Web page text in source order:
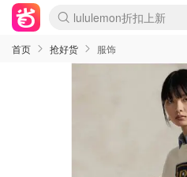
lululemon折扣上新
SSENSE年中2.5折
FreshBeauty好价汇总
Cettire降价+叠9折
WWS Coles超市实拍
viagogo二手票捡漏
Myer超级周末
The Outnet奢牌1折起
David Jones 3折起
Flannels大牌1折
Perfumes Club护肤1折
AMIRO面罩$251
Amazon折扣汇总
eToro入金$200送$50
Amazon数码好物
ICONIC本周7.5折
ThedoubleF高奢地板价
Moose Knuckles 6折
丝芙兰5折起
EUFY摄像头$98
Selenichast首饰2折
Trip机票酒店促销
YSL送5件彩妆礼
Amazon家居好物
Amazon美妆护肤
雅漾大喷$8
过敏原检测盒$33
伊索独家赠50ml沐浴露
科颜氏高保湿面霜$29
SEALIFE海洋馆门票6折
丝塔芙大白罐$16
订阅Newsletter送香薰
Cult Beauty 6.8折
Harrods圣诞日历$525
LN-CC奢牌私促3折
d'Alba空姐喷雾$16
EVE LOM套装£56
Bernardelli独家4折
Adore Beauty 6折起
CT圣诞日历
Mytheresa奢品2.7折
Luxury Escapes 9折
Currentbody美容仪$881
MOON Garden Live
Roborock扫地机$649
Tingo Life水杯$24
Valentino官网5折
CR洗护套装$23
修丽可4件套$159
Myer彩妆2件7折
GANNI官网4.5折
Stylevana韩妆4折
Tessabit高奢8.5折
OGX洗发水$11
Amazon阿德莱德次日达
卡诗8.5折+赠礼
Philips Hue灯具8折
首页 抢好货 服饰